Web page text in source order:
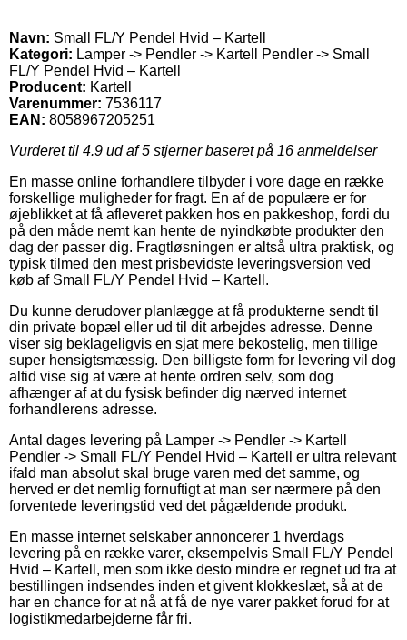
Navn: Small FL/Y Pendel Hvid – Kartell
Kategori: Lamper -> Pendler -> Kartell Pendler -> Small
FL/Y Pendel Hvid – Kartell
Producent: Kartell
Varenummer: 7536117
EAN: 8058967205251
Vurderet til 4.9 ud af 5 stjerner baseret på 16 anmeldelser
En masse online forhandlere tilbyder i vore dage en række
forskellige muligheder for fragt. En af de populære er for
øjeblikket at få afleveret pakken hos en pakkeshop, fordi du
på den måde nemt kan hente de nyindkøbte produkter den
dag der passer dig. Fragtløsningen er altså ultra praktisk, og
typisk tilmed den mest prisbevidste leveringsversion ved
køb af Small FL/Y Pendel Hvid – Kartell.
Du kunne derudover planlægge at få produkterne sendt til
din private bopæl eller ud til dit arbejdes adresse. Denne
viser sig beklageligvis en sjat mere bekostelig, men tillige
super hensigtsmæssig. Den billigste form for levering vil dog
altid vise sig at være at hente ordren selv, som dog
afhænger af at du fysisk befinder dig nærved internet
forhandlerens adresse.
Antal dages levering på Lamper -> Pendler -> Kartell
Pendler -> Small FL/Y Pendel Hvid – Kartell er ultra relevant
ifald man absolut skal bruge varen med det samme, og
herved er det nemlig fornuftigt at man ser nærmere på den
forventede leveringstid ved det pågældende produkt.
En masse internet selskaber annoncerer 1 hverdags
levering på en række varer, eksempelvis Small FL/Y Pendel
Hvid – Kartell, men som ikke desto mindre er regnet ud fra at
bestillingen indsendes inden et givent klokkeslæt, så at de
har en chance for at nå at få de nye varer pakket forud for at
logistikmedarbejderne får fri.